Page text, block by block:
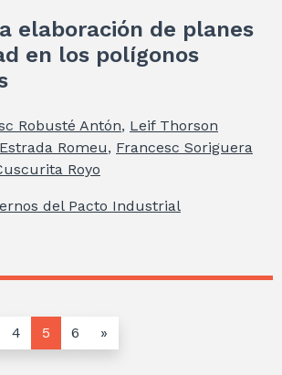
elaboración de planes
en los polígonos
Robusté Antón, Leif Thorson
Romeu, Francesc Soriguera
Royo
del Pacto Industrial
4 5 6 »